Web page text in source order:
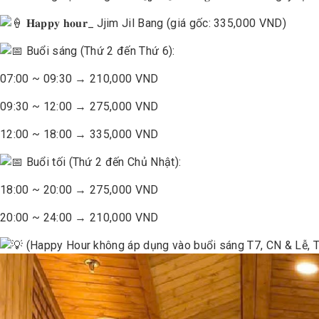
𝐇𝐚𝐩𝐩𝐲 𝐡𝐨𝐮𝐫_ Jjim Jil Bang (giá gốc: 335,000 VND)
Buổi sáng (Thứ 2 đến Thứ 6):
07:00 ~ 09:30 → 210,000 VND
09:30 ~ 12:00 → 275,000 VND
12:00 ~ 18:00 → 335,000 VND
Buổi tối (Thứ 2 đến Chủ Nhật):
18:00 ~ 20:00 → 275,000 VND
20:00 ~ 24:00 → 210,000 VND
(Happy Hour không áp dụng vào buổi sáng T7, CN & Lễ,